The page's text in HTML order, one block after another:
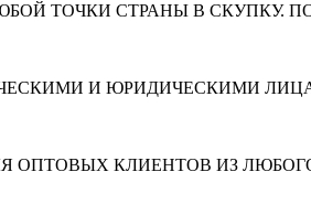
ТОЧКИ СТРАНЫ В СКУПКУ.
И ЮРИДИЧЕСКИМИ
ОПТОВЫХ КЛИЕНТОВ ИЗ